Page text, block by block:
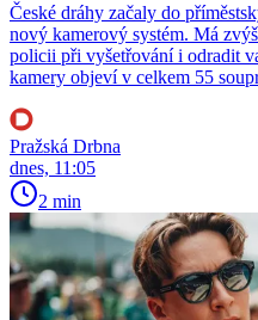
České dráhy začaly do
nový kamerový systém. Má
policii při vyšetřování i odradit
kamery objeví v celkem 55
Pražská Drbna
dnes, 11:05
2 min